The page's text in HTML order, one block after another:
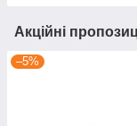
Акційні
–5%